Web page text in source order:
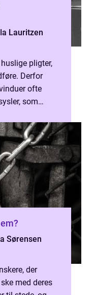
Lauritzen
pligter,
Derfor
ofte
som
Sørensen
der
med deres